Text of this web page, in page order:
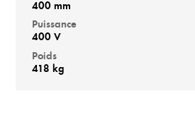
400 mm
Puissance
400 V
Poids
418 kg